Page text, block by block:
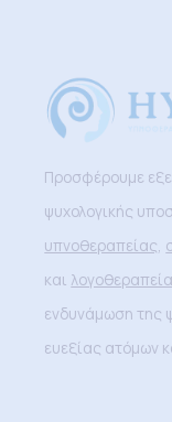
Προσφέρουμε
ψυχολογικής
υπνοθεραπείας,
και
ενδυνάμωση της
ευεξίας ατόμων